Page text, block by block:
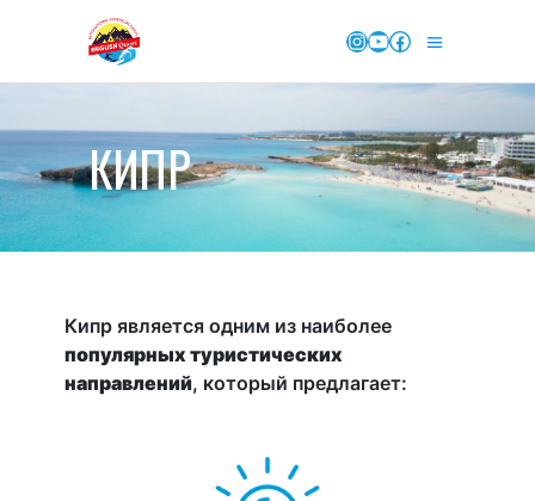
Instagram
YouTube
Facebook
КИПР
Кипр является одним из наиболее
популярных туристических
направлений, который предлагает: